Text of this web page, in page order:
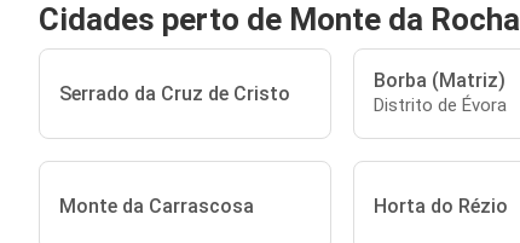
Cidades perto de Monte da Rocha
Serrado da Cruz de Cristo
Borba (Matriz)
Distrito de Évora
Monte da Carrascosa Horta do Rézio